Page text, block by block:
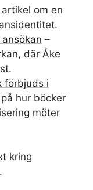
artikel om en
–
där Åke
förbjuds i
hur böcker
möter
kring